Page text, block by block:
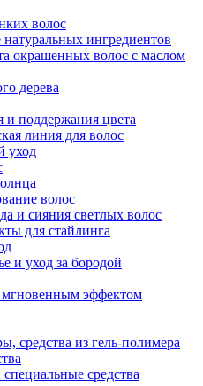
волос
ингредиентов
окрашенных волос с маслом
дерева
и поддержания цвета
линия для волос
уход
волос
и сияния светлых волос
для стайлинга
и уход за бородой
эффектом
средства из гель-полимера
средства